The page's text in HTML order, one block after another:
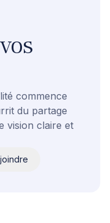
commence
du partage
vision claire et